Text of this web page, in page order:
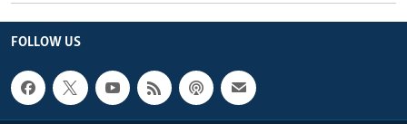
FOLLOW US